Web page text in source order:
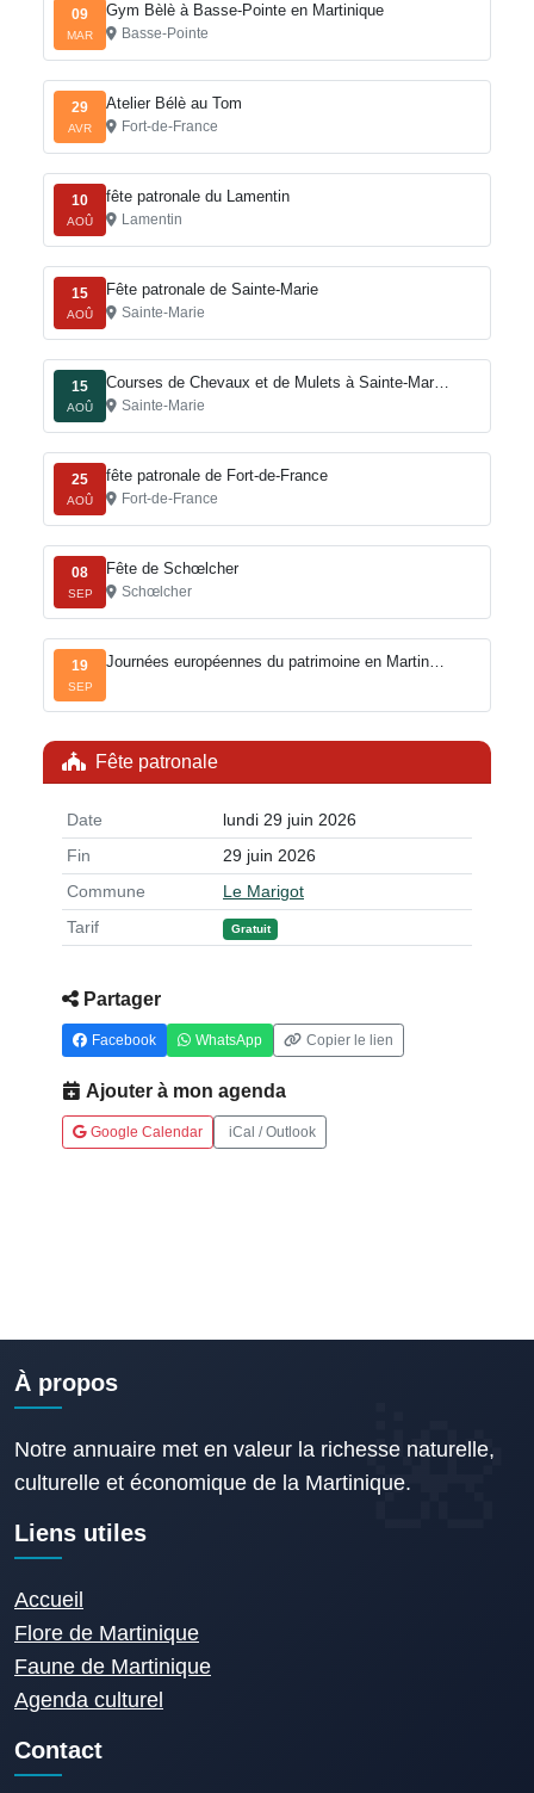
09
MAR
Gym Bèlè à Basse-Pointe en Martinique
Basse-Pointe
29
AVR
Atelier Bélè au Tom
Fort-de-France
10
AOÛ
fête patronale du Lamentin
Lamentin
15
AOÛ
Fête patronale de Sainte-Marie
Sainte-Marie
15
AOÛ
Courses de Chevaux et de Mulets à Sainte-Mar…
Sainte-Marie
25
AOÛ
fête patronale de Fort-de-France
Fort-de-France
08
SEP
Fête de Schœlcher
Schœlcher
19
SEP
Journées européennes du patrimoine en Martin…
Fête patronale
Date
lundi 29 juin 2026
Fin
29 juin 2026
Commune
Le Marigot
Tarif
Gratuit
Partager
Facebook WhatsApp Copier le lien
Ajouter à mon agenda
Google Calendar iCal / Outlook
À propos
Notre annuaire met en valeur la richesse naturelle,
culturelle et économique de la Martinique.
Liens utiles
Accueil
Flore de Martinique
Faune de Martinique
Agenda culturel
Contact